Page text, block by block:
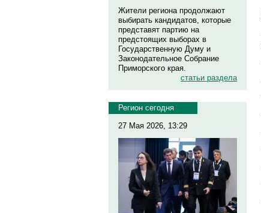
Жители региона продолжают
выбирать кандидатов, которые
представят партию на
предстоящих выборах в
Государственную Думу и
Законодательное Собрание
Приморского края.
статьи раздела
Регион сегодня
27 Мая 2026, 13:29